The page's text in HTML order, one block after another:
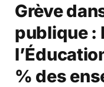
Grève
publique :
% des